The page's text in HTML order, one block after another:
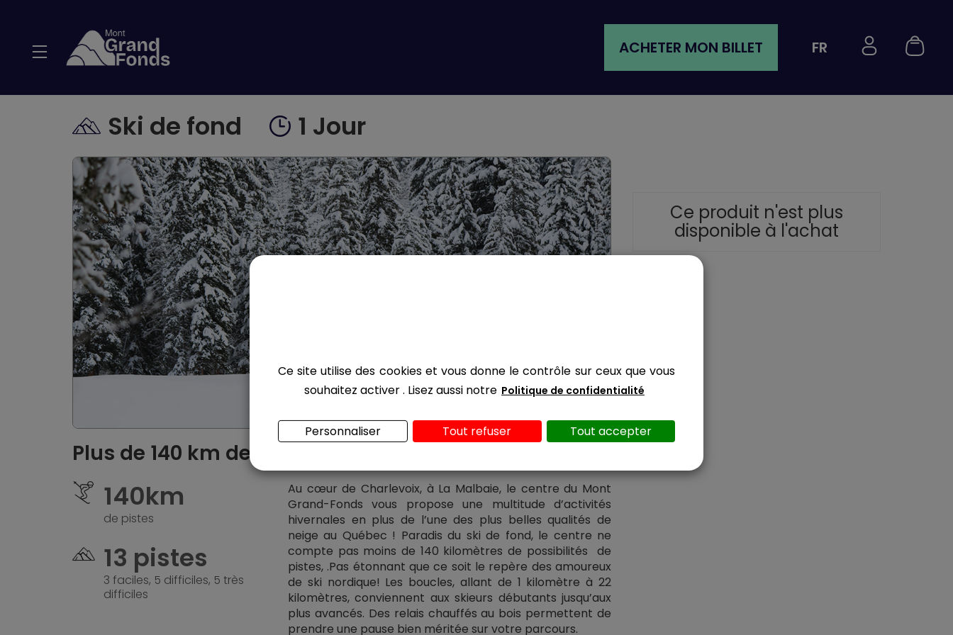
Ce site utilise des cookies et vous donne le contrôle sur ceux que vous
souhaitez activer. Lisez aussi notre Politique de confidentialité
Personnaliser Tout refuser Tout accepter
ACHETER MON BILLET FR
Ski de fond 1 Jour
Ce produit n'est plus
disponible à l'achat
Plus de 140 km de pistes pour vous !
140km
de pistes
13 pistes
3 faciles, 5 difficiles, 5 très
difficiles
Au cœur de Charlevoix, à La Malbaie, le centre du Mont
Grand-Fonds vous propose une multitude d’activités
hivernales en plus de l’une des plus belles qualités de
neige au Québec ! Paradis du ski de fond, le centre ne
compte pas moins de 140 kilomètres de possibilités de
pistes, .Pas étonnant que ce soit le repère des amoureux
de ski nordique! Les boucles, allant de 1 kilomètre à 22
kilomètres, conviennent aux skieurs débutants jusqu’aux
plus avancés. Des relais chauffés au bois permettent de
prendre une pause bien méritée sur votre parcours.